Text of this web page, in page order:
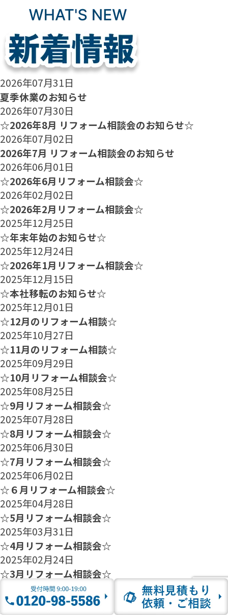
2026年07月31日
夏季休業のお知らせ
2026年07月30日
☆2026年8月 リフォーム相談会のお知らせ☆
2026年07月02日
2026年7月 リフォーム相談会のお知らせ
2026年06月01日
☆2026年6月リフォーム相談会☆
2026年02月02日
☆2026年2月リフォーム相談会☆
2025年12月25日
☆年末年始のお知らせ☆
2025年12月24日
☆2026年1月リフォーム相談会☆
2025年12月15日
☆本社移転のお知らせ☆
2025年12月01日
☆12月のリフォーム相談☆
2025年10月27日
☆11月のリフォーム相談☆
2025年09月29日
☆10月リフォーム相談会☆
2025年08月25日
☆9月リフォーム相談会☆
2025年07月28日
☆8月リフォーム相談会☆
2025年06月30日
☆7月リフォーム相談会☆
2025年06月02日
☆６月リフォーム相談会☆
2025年04月28日
☆5月リフォーム相談会☆
2025年03月31日
☆4月リフォーム相談会☆
2025年02月24日
☆3月リフォーム相談会☆
2025年01月27日
☆2月のリフォーム相談会のご案内☆